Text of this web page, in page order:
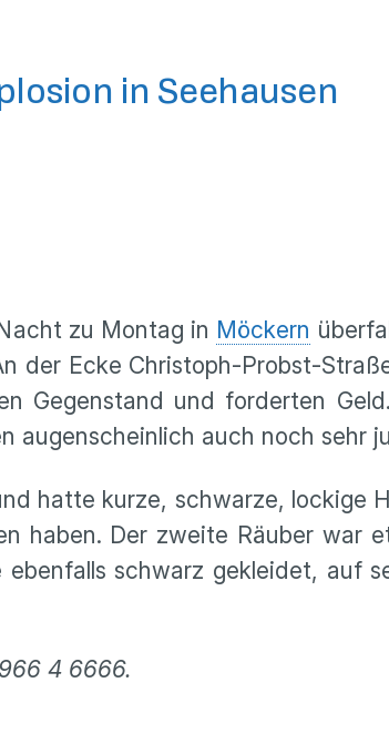
in Seehausen
zu Montag in Möckern
der Ecke Christoph-Probst-
Gegenstand und forderten
augenscheinlich auch noch sehr
hatte kurze, schwarze, lockige
haben. Der zweite Räuber war
schwarz gekleidet, auf
4 6666.